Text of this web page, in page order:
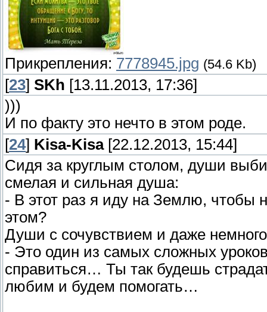
Прикрепления: 7778945.jpg (54.6 Kb)
[23] SKh [13.11.2013, 17:36]
)))
И по факту это нечто в этом роде.
[24] Kisa-Kisa[22.12.2013, 15:44]
Сидя за круглым столом, души
смелая и сильная душа:
- В этот раз я иду на Землю, чтобы
этом?
Души с сочувствием и даже немного
- Это один из самых сложных
справиться… Ты так будешь
любим и будем помогать…